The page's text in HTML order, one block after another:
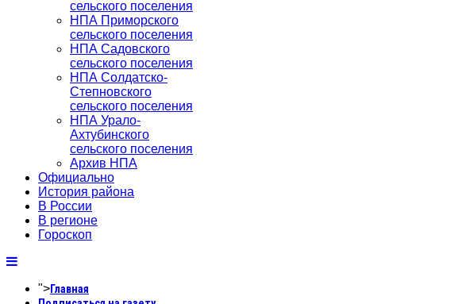
сельского поселения
НПА Приморского
сельского поселения
НПА Садовского
сельского поселения
НПА Солдатско-
Степновского
сельского поселения
НПА Урало-
Ахтубинского
сельского поселения
Архив НПА
Официально
История района
В России
В регионе
Гороскоп
">Главная